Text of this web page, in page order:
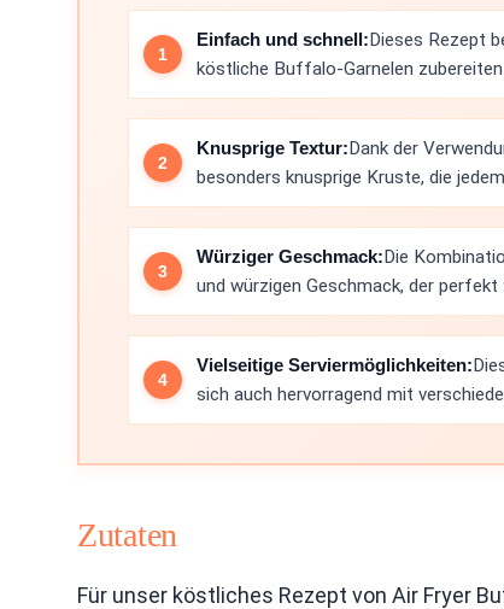
Einfach und schnell:Dieses Rezept
köstliche Buffalo-Garnelen zubereiten
Knusprige Textur:Dank der
besonders knusprige Kruste, die
Würziger Geschmack:Die
und würzigen Geschmack, der perfekt
Vielseitige Serviermöglichkeiten:
sich auch hervorragend mit
Zutaten
Für unser köstliches Rezept von Air Fryer